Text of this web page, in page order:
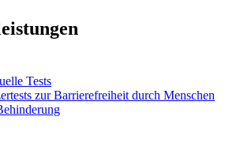
Tests
zur Barrierefreiheit durch Menschen